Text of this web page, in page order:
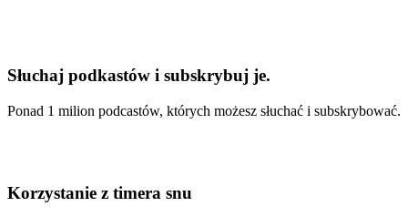
Słuchaj podkastów i subskrybuj je.
Ponad 1 milion podcastów, których możesz słuchać i subskrybować.
Korzystanie z timera snu